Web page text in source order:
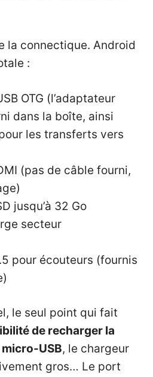
la connectique. Android
:
OTG (l’adaptateur
dans la boîte, ainsi
les transferts vers
(pas de câble fourni,
jusqu’à 32 Go
secteur
pour écouteurs (fournis
le seul point qui fait
de recharger la
USB, le chargeur
gros… Le port